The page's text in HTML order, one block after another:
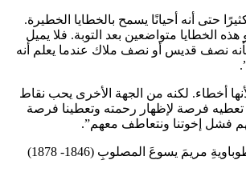
حتى أنه أحيانًا يسمح بالخطايا الخطيرة.
الخطايا متواضعين بعد التوبة. فلا يميل
بأنه نصف قديس أو نصف ملاك عندما يعلم أنه
أخطاء. لكنه من الجهة الأخرى يحب نقاط
تعطيه فرصة لإظهار رحمته وتعطينا فرصة
فشل إخوتنا ونتعاطف معهم”.
مريمَ يسوعَ المصلوبِ (1846- 1878)